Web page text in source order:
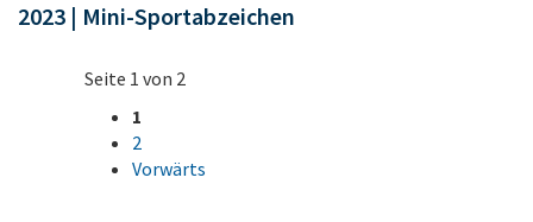
2023 | Mini-Sportabzeichen
Seite 1 von 2
1
2
Vorwärts